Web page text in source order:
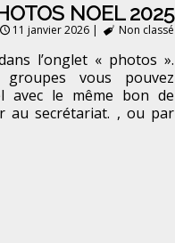
NOEL 2025
11 janvier 2026 | Non classé
l’onglet « photos ».
vous pouvez
avec le même bon de
au secrétariat. , ou par